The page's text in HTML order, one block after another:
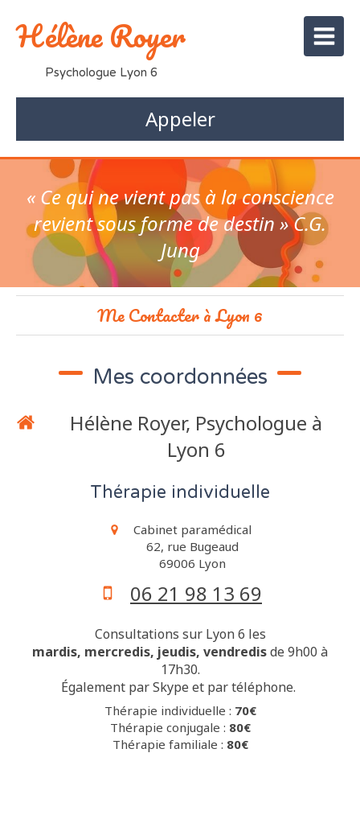
Hélène Royer
Psychologue Lyon 6
Appeler
« Ce qui ne vient pas à la conscience
revient sous forme de destin » C.G.
Jung
Me Contacter à Lyon 6
Mes coordonnées
Hélène Royer, Psychologue à
Lyon 6
Thérapie individuelle
Cabinet paramédical
62, rue Bugeaud
69006 Lyon
06 21 98 13 69
Consultations sur Lyon 6 les
mardis, mercredis, jeudis, vendredisde 9h00 à
17h30.
Également par Skype et par téléphone.
Thérapie individuelle : 70€
Thérapie conjugale : 80€
Thérapie familiale : 80€